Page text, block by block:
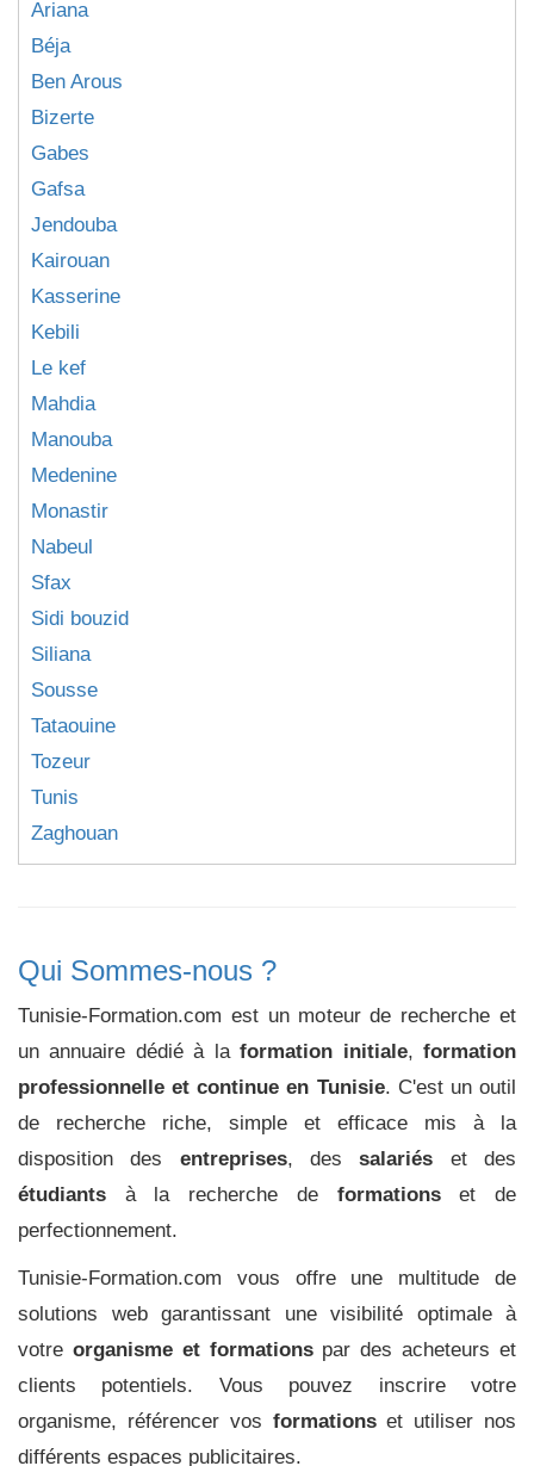
Ariana
Béja
Ben Arous
Bizerte
Gabes
Gafsa
Jendouba
Kairouan
Kasserine
Kebili
Le kef
Mahdia
Manouba
Medenine
Monastir
Nabeul
Sfax
Sidi bouzid
Siliana
Sousse
Tataouine
Tozeur
Tunis
Zaghouan
Qui Sommes-nous ?
Tunisie-Formation.com est un moteur de recherche et
un annuaire dédié à laformation initiale,formation
professionnelle et continue en Tunisie. C'est un outil
de recherche riche, simple et efficace mis à la
disposition des entreprises, dessalariés et des
étudiants à la recherche de formationset de
perfectionnement.
Tunisie-Formation.com vous offre une multitude de
solutions web garantissant une visibilité optimale à
votre organisme et formationspar des acheteurs et
clients potentiels. Vous pouvez inscrire votre
organisme, référencer vos formationset utiliser nos
différents espaces publicitaires.